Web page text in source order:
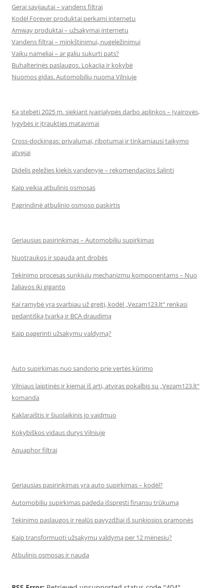
Gerai savijautai – vandens filtrai
Kodėl Forever produktai perkami internetu
Amway produktai – užsakymai internetu
Vandens filtrai – minkštinimui, nugeležinimui
Vaikų nameliai – ar galiu sukurti pats?
Buhalterinės paslaugos. Lokacija ir kokybė
Nuomos gidas. Automobilių nuoma Vilniuje
Ką stebėti 2025 m. siekiant įvairialypės darbo aplinkos – Įvairovės,
lygybės ir įtraukties matavimai
Cross-dockingas: privalumai, ribotumai ir tinkamiausi taikymo
atvejai
Didelis geležies kiekis vandenyje – rekomendacijos šalinti
Kaip veikia atbulinis osmosas
Pagrindinė atbulinio osmoso paskirtis
Geriausias pasirinkimas – Automobilių supirkimas
Nuotraukos ir spauda ant drobės
Tekinimo procesas sunkiųjų mechanizmų komponentams – Nuo
žaliavos iki giganto
Kai ramybė yra svarbiau už greitį, kodėl „Vezam123.lt“ renkasi
pedantišką tvarką ir BCA draudimą
Kaip pagerinti užsakymų valdymą?
Auto supirkimas nuo sandorio prie vertės kūrimo
Vilniaus laiptinės ir kiemai iš arti, atviras pokalbis su „Vezam123.lt“
komanda
Kaklaraištis ir šiuolaikinis jo vaidmuo
Kokybiškos vidaus durys Vilniuje
Aquaphor filtrai
Geriausias pasirinkimas yra auto supirkimas – kodėl?
Automobilių supirkimas padeda išspręsti finansų trūkumą
Tekinimo paslaugos ir realūs pavyzdžiai iš sunkiosios pramonės
Kaip transformuoti užsakymų valdymą per 12 mėnesių?
Atbulinis osmosas ir nauda